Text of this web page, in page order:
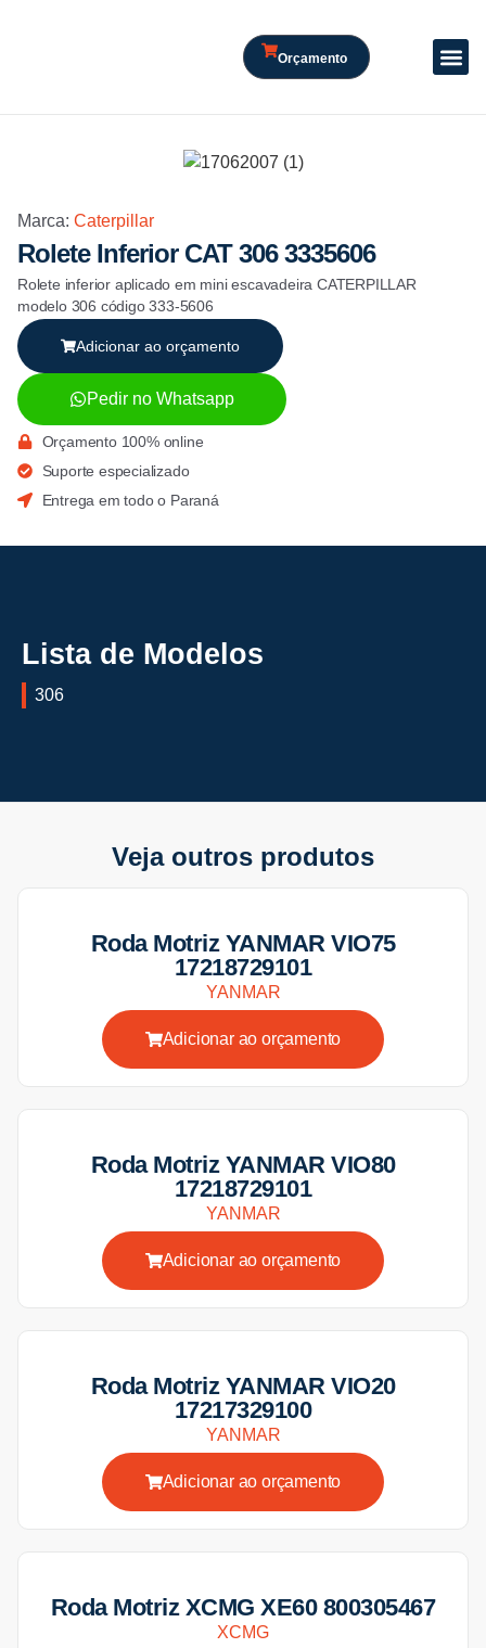
Orçamento
Marca: Caterpillar
Rolete Inferior CAT 306 3335606
Rolete inferior aplicado em mini escavadeira CATERPILLAR
modelo 306 código 333-5606
Adicionar ao orçamento
Pedir no Whatsapp
Orçamento 100% online
Suporte especializado
Entrega em todo o Paraná
Lista de Modelos
306
Veja outros produtos
Roda Motriz YANMAR VIO75
17218729101
YANMAR
Adicionar ao orçamento
Roda Motriz YANMAR VIO80
17218729101
YANMAR
Adicionar ao orçamento
Roda Motriz YANMAR VIO20
17217329100
YANMAR
Adicionar ao orçamento
Roda Motriz XCMG XE60 800305467
XCMG